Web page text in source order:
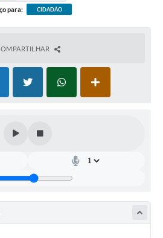
de Diretrizes Orçamentárias -
para: CIDADÃO